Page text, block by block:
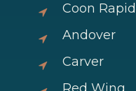
Coon
Andover
Carver